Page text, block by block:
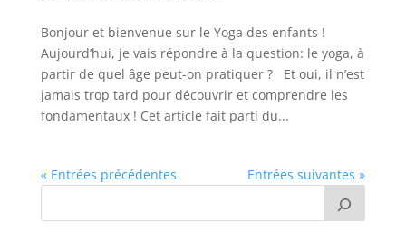
Bonjour et bienvenue sur le Yoga des enfants !
Aujourd’hui, je vais répondre à la question: le yoga, à
partir de quel âge peut-on pratiquer ? Et oui, il n’est
jamais trop tard pour découvrir et comprendre les
fondamentaux ! Cet article fait parti du...
« Entrées précédentes Entrées suivantes »